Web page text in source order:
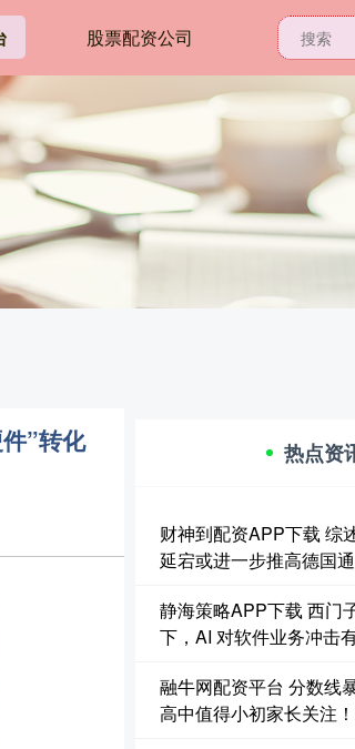
股票配资公司
”转化
热点资
财神到配资APP下载 综
延宕或进一步推高德国
静海策略APP下载 西门
下，AI 对软件业务冲击
融牛网配资平台 分数线
高中值得小初家长关注！